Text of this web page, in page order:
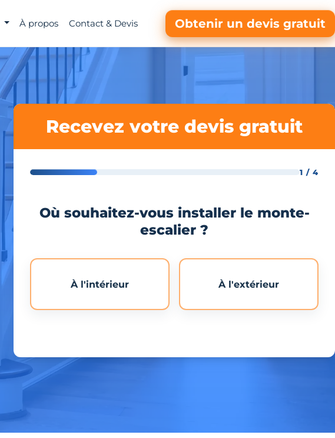
À propos Contact & Devis Obtenir un devis gratuit
Recevez votre devis gratuit
1 / 4
Où souhaitez-vous installer le monte-
escalier ?
À l'intérieur À l'extérieur